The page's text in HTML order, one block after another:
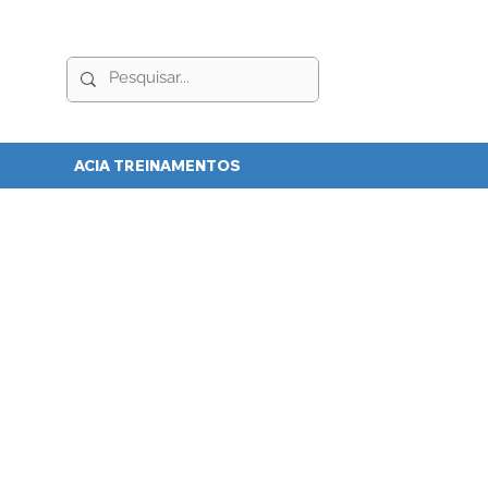
ACIA TREINAMENTOS